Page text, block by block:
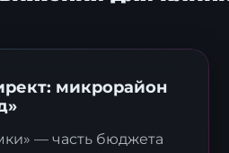
микрорайон
— часть бюджета